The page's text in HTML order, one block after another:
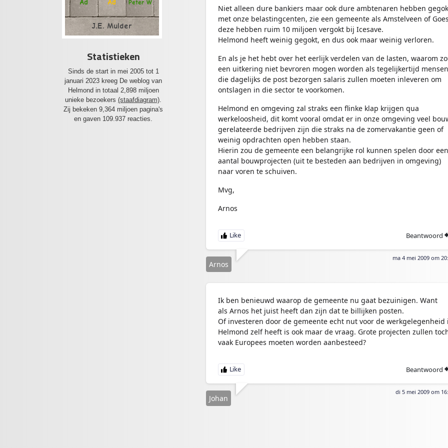
Ad Ad Peter W
J.E. Mulder
Statistieken
Sinds de start in mei 2005 tot 1
januari 2023 kreeg De weblog van
Helmond in totaal 2,898 miljoen
unieke bezoekers (staafdiagram)
Zij bekeken 9,364 miljoen pagina's
en gaven 109.937 reacties.
Niet alleen dure bankiers maar ook dure ambtenaren hebben
met onze belastingcenten, zie een gemeente als Amstelveen of
deze hebben ruim 10 miljoen vergokt bij Icesave.
Helmond heeft weinig gegokt, en dus ook maar weinig verloren.
En als je het hebt over het eerlijk verdelen van de lasten, waarom
een uitkering niet bevroren mogen worden als tegelijkertijd mensen
die dagelijks de post bezorgen salaris zullen moeten inleveren om
ontslagen in die sector te voorkomen.
Helmond en omgeving zal straks een flinke klap krijgen qua
werkeloosheid, dit komt vooral omdat er in onze omgeving veel
gerelateerde bedrijven zijn die straks na de zomervakantie geen of
weinig opdrachten open hebben staan.
Hierin zou de gemeente een belangrijke rol kunnen spelen door een
aantal bouwprojecten (uit te besteden aan bedrijven in omgeving)
naar voren te schuiven.
Mvg,
Arnos
Beantwoord
ma 4 mei 2009 om
Arnos
Ik ben benieuwd waarop de gemeente nu gaat bezuinigen. Want
als Arnos het juist heeft dan zijn dat te billijken posten.
Of investeren door de gemeente echt nut voor de werkgelegenheid
Helmond zelf heeft is ook maar de vraag. Grote projecten zullen
vaak Europees moeten worden aanbesteed?
Beantwoord
di 5 mei 2009 om
Johan